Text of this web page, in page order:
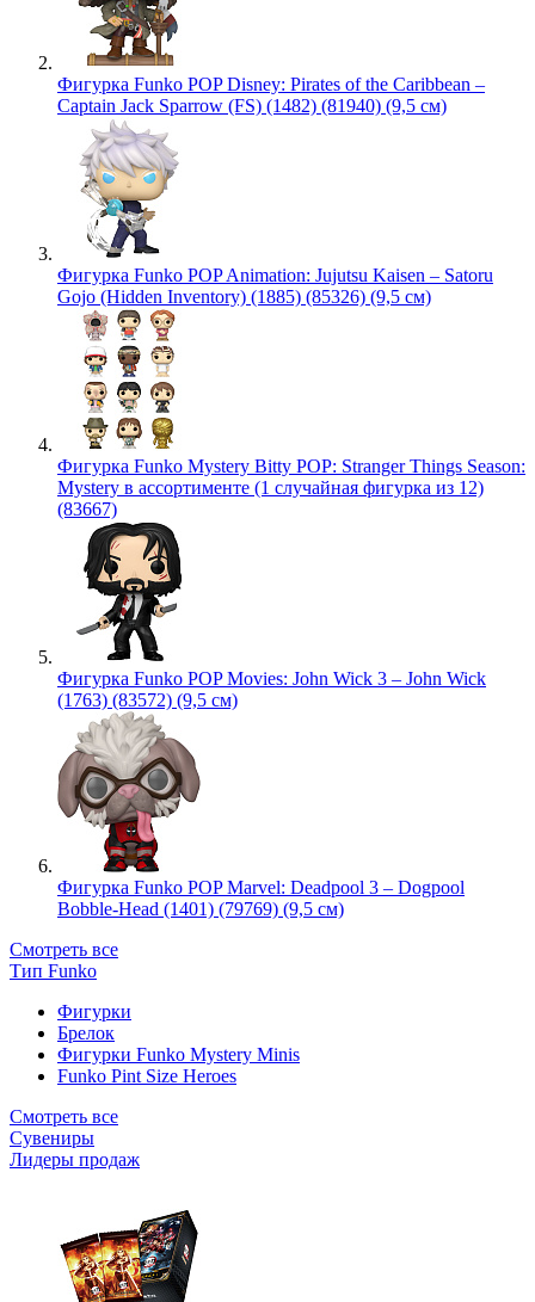
Фигурка Funko POP Disney: Pirates of the Caribbean –
Captain Jack Sparrow (FS) (1482) (81940) (9,5 см)
Фигурка Funko POP Animation: Jujutsu Kaisen – Satoru
Gojo (Hidden Inventory) (1885) (85326) (9,5 см)
Фигурка Funko Mystery Bitty POP: Stranger Things Season:
Mystery в ассортименте (1 случайная фигурка из 12)
(83667)
Фигурка Funko POP Movies: John Wick 3 – John Wick
(1763) (83572) (9,5 см)
Фигурка Funko POP Marvel: Deadpool 3 – Dogpool
Bobble-Head (1401) (79769) (9,5 см)
Смотреть все
Тип Funko
Фигурки
Брелок
Фигурки Funko Mystery Minis
Funko Pint Size Heroes
Смотреть все
Сувениры
Лидеры продаж